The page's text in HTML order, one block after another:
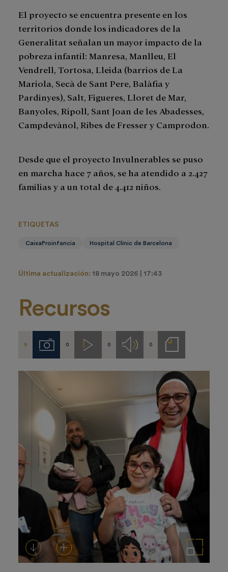
El proyecto se encuentra presente en los
territorios donde los indicadores de la
Generalitat señalan un mayor impacto de la
pobreza infantil: Manresa, Manlleu, El
Vendrell, Tortosa, Lleida (barrios de La
Mariola, Secà de Sant Pere, Balàfia y
Pardinyes), Salt, Figueres, Lloret de Mar,
Banyoles, Ripoll, Sant Joan de les Abadesses,
Campdevànol, Ribes de Fresser y Camprodon.
Desde que el proyecto Invulnerables se puso
en marcha hace 7 años, se ha atendido a 2.427
familias y a un total de 4.412 niños.
ETIQUETAS
CaixaProinfancia Hospital Clínic de Barcelona
Última actualización: 18 mayo 2026 | 17:43
Recursos
9 Imágenes
0 Videos
0 Audios
0
Notas
de
DescargarAñadir al carrito Ampliar imagen